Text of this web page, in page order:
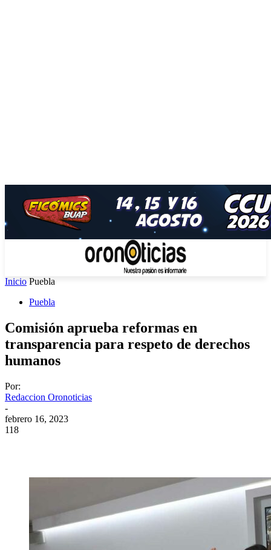
Inicio Puebla
Puebla
Comisión aprueba reformas en
transparencia para respeto de derechos
humanos
Por:
Redaccion Oronoticias
-
febrero 16, 2023
118